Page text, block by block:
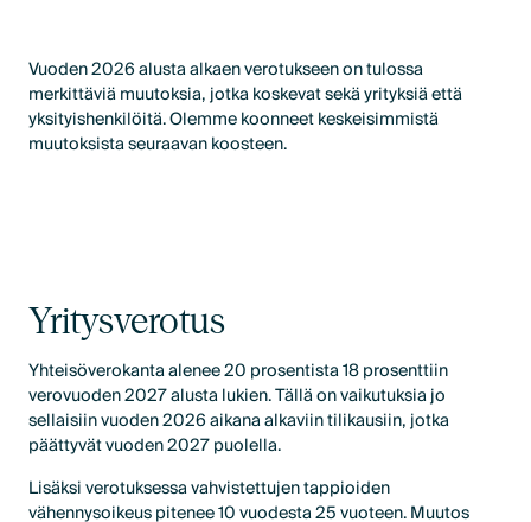
Vuoden 2026 alusta alkaen verotukseen on tulossa
merkittäviä muutoksia, jotka koskevat sekä yrityksiä että
yksityishenkilöitä. Olemme koonneet keskeisimmistä
muutoksista seuraavan koosteen.
Yritysverotus
Yhteisöverokanta alenee 20 prosentista 18 prosenttiin
verovuoden 2027 alusta lukien. Tällä on vaikutuksia jo
sellaisiin vuoden 2026 aikana alkaviin tilikausiin, jotka
päättyvät vuoden 2027 puolella.
Lisäksi verotuksessa vahvistettujen tappioiden
vähennysoikeus pitenee 10 vuodesta 25 vuoteen. Muutos